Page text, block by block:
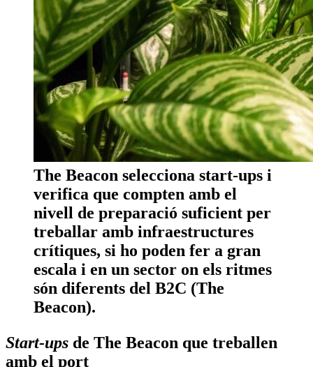
The Beacon selecciona start-ups i
verifica que compten amb el
nivell de preparació suficient per
treballar amb infraestructures
crítiques, si ho poden fer a gran
escala i en un sector on els ritmes
són diferents del B2C (The
Beacon).
Start-ups de The Beacon que treballen
amb el port